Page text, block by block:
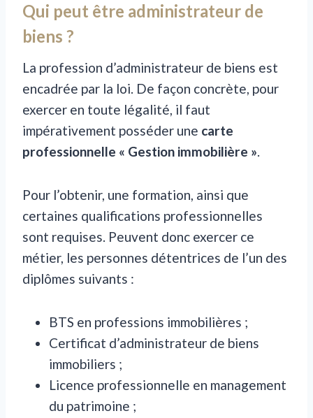
Qui peut être administrateur de
biens ?
La profession d’administrateur de biens est
encadrée par la loi. De façon concrète, pour
exercer en toute légalité, il faut
impérativement posséder une carte
professionnelle « Gestion immobilière ».
Pour l’obtenir, une formation, ainsi que
certaines qualifications professionnelles
sont requises. Peuvent donc exercer ce
métier, les personnes détentrices de l’un des
diplômes suivants :
BTS en professions immobilières ;
Certificat d’administrateur de biens
immobiliers ;
Licence professionnelle en management
du patrimoine ;